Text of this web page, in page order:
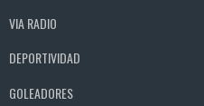
VIA RADIO
DEPORTIVIDAD
GOLEADORES